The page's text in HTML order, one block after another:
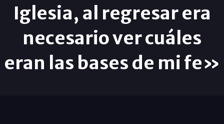
Iglesia, al regresar era
necesario ver cuáles
eran las bases de mi fe»